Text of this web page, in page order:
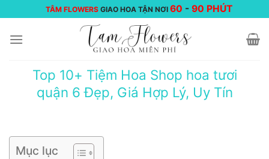
đến
nội
TÂM FLOWERS GIAO HOA TẬN NƠI 60 -90 PHÚT
Top 10+ Tiệm Hoa Shop hoa tươi
quận 6 Đẹp, Giá Hợp Lý, Uy Tín
Mục lục